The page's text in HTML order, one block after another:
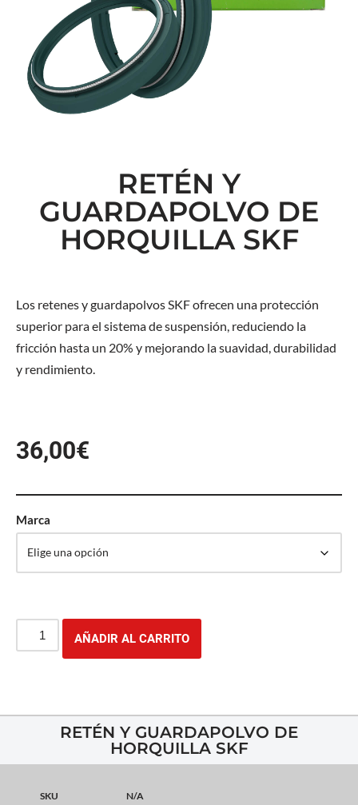
RETÉN Y
GUARDAPOLVO DE
HORQUILLA SKF
Los retenes y guardapolvos SKF ofrecen una protección
superior para el sistema de suspensión, reduciendo la
fricción hasta un 20% y mejorando la suavidad, durabilidad
y rendimiento.
36,00€
Marca
AÑADIR AL CARRITO
RETÉN Y GUARDAPOLVO DE
HORQUILLA SKF
SKU
N/A